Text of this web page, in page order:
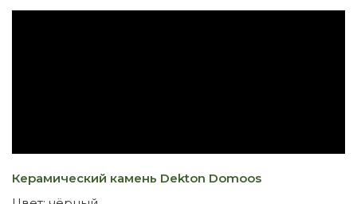
Керамический камень Dekton Domoos